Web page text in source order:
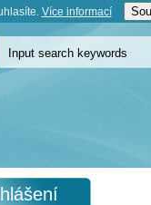
Více informací­